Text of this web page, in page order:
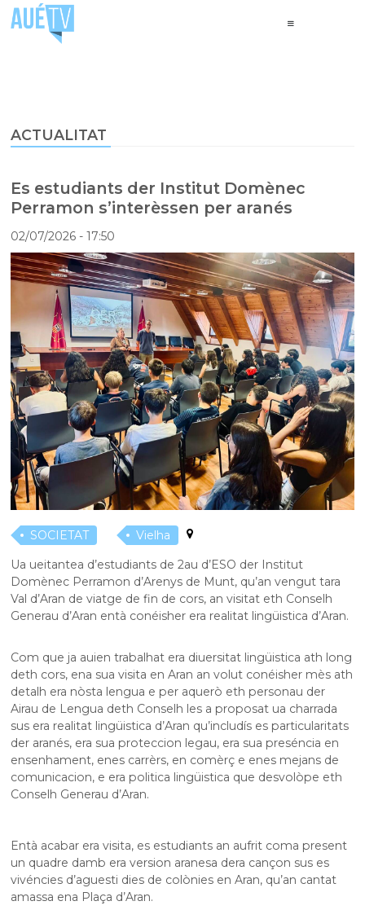
ACTUALITAT
Es estudiants der Institut Domènec
Perramon s’interèssen per aranés
02/07/2026- 17:50
SOCIETAT
Vielha
Ua ueitantea d’estudiants de 2au d’ESO der Institut
Domènec Perramon d’Arenys de Munt, qu’an vengut tara
Val d’Aran de viatge de fin de cors, an visitat eth Conselh
Generau d’Aran entà conéisher era realitat lingüistica d’Aran.
Com que ja auien trabalhat era diuersitat lingüistica ath long
deth cors, ena sua visita en Aran an volut conéisher mès ath
detalh era nòsta lengua e per aquerò eth personau der
Airau de Lengua deth Conselh les a proposat ua charrada
sus era realitat lingüistica d’Aran qu’includís es particularitats
der aranés, era sua proteccion legau, era sua preséncia en
ensenhament, enes carrèrs, en comèrç e enes mejans de
comunicacion, e era politica lingüistica que desvolòpe eth
Conselh Generau d’Aran.
Entà acabar era visita, es estudiants an aufrit coma present
un quadre damb era version aranesa dera cançon sus es
vivéncies d’aguesti dies de colònies en Aran, qu’an cantat
amassa ena Plaça d’Aran.